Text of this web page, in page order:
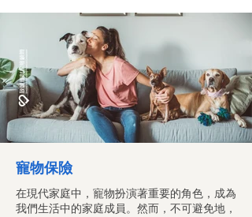
寵物保險
在現代家庭中，寵物扮演著重要的角色，成為
我們生活中的家庭成員。然而，不可避免地，